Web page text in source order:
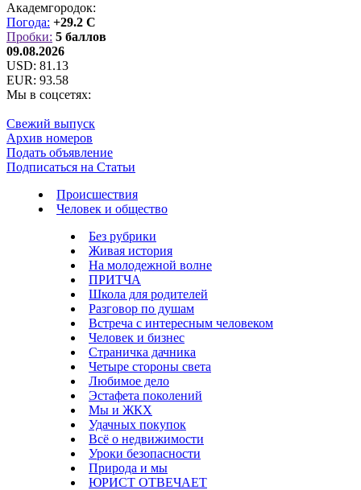
Академгородок:
Погода: +29.2 C
Пробки: 5 баллов
09.08.2026
USD: 81.13
EUR: 93.58
Мы в соцсетях:
Свежий выпуск
Архив номеров
Подать объявление
Подписаться на Статьи
Происшествия
Человек и общество
Без рубрики
Живая история
На молодежной волне
ПРИТЧА
Школа для родителей
Разговор по душам
Встреча с интересным человеком
Человек и бизнес
Страничка дачника
Четыре стороны света
Любимое дело
Эстафета поколений
Мы и ЖКХ
Удачных покупок
Всё о недвижимости
Уроки безопасности
Природа и мы
ЮРИСТ ОТВЕЧАЕТ